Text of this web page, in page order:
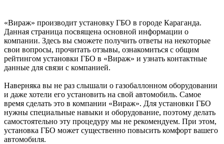
«Вираж» производит установку ГБО в городе Караганда.
Данная страница посвящена основной информации о
компании. Здесь вы сможете получить ответы на некоторые
свои вопросы, прочитать отзывы, ознакомиться с общим
рейтингом установки ГБО в «Вираж» и узнать контактные
данные для связи с компанией.
Наверняка вы не раз слышали о газобаллонном оборудовании
и даже хотели его установить на свой автомобиль. Самое
время сделать это в компании «Вираж». Для установки ГБО
нужны специальные навыки и оборудование, поэтому делать
самостоятельно эту процедуру мы не рекомендуем. При этом,
установка ГБО может существенно повысить комфорт вашего
автомобиля.